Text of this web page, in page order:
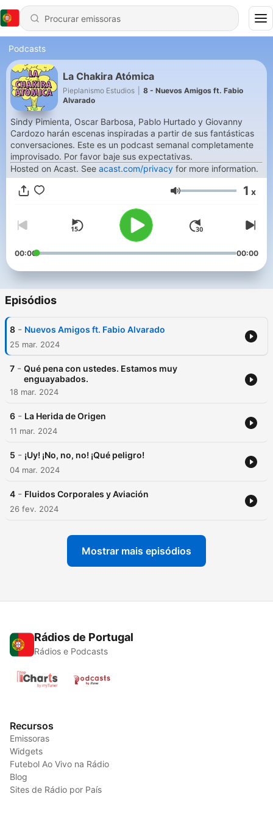
Podcasts
La Chakira Atómica
Pieplanismo Estudios
8 - Nuevos Amigos ft. Fabio
Alvarado
Sindy Pimienta, Oscar Barbosa, Pablo Hurtado y Giovanny
Cardozo harán escenas inspiradas a partir de sus fantásticas
conversaciones. Este es un podcast semanal completamente
improvisado. Por favor baje sus expectativas.
Hosted on Acast. See acast.com/privacy for more information.
Volume 1 x
00:00 00:00
Episódios
8 - Nuevos Amigos ft. Fabio Alvarado
25 mar. 2024
7 - Qué pena con ustedes. Estamos muy
enguayabados.
18 mar. 2024
6 - La Herida de Origen
11 mar. 2024
5 - ¡Uy! ¡No, no, no! ¡Qué peligro!
04 mar. 2024
4 - Fluidos Corporales y Aviación
26 fev. 2024
Mostrar mais episódios
Rádios de Portugal
Rádios e Podcasts
Recursos
Emissoras
Widgets
Futebol Ao Vivo na Rádio
Blog
Sites de Rádio por País